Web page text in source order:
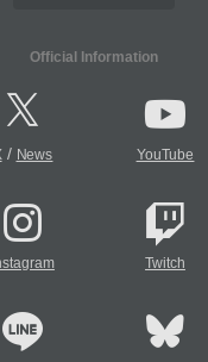
Official Information
/ News YouTube
Twitch